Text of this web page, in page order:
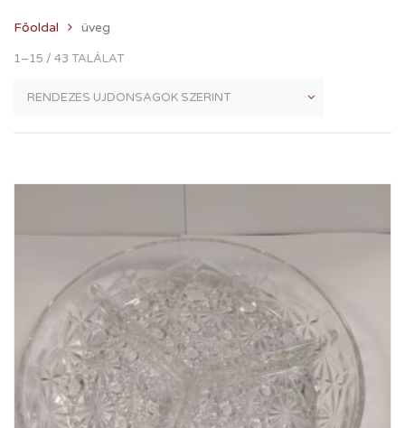
Főoldal üveg
1–15 / 43 TALÁLAT